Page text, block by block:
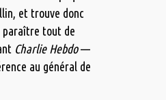
et trouve donc
paraître tout de
Charlie Hebdo—
au général de